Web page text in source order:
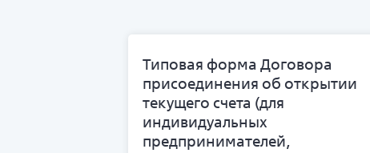
Типовая форма Договора
присоединения об открытии
текущего счета (для
индивидуальных
предпринимателей,